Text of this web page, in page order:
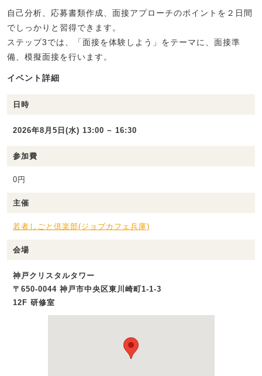
自己分析、応募書類作成、面接アプローチのポイントを２日間
でしっかりと習得できます。
ステップ3では、「面接を体験しよう」をテーマに、面接準
備、模擬面接を行います。
イベント詳細
日時
2026年8月5日(水) 13:00 ~ 16:30
参加費
0円
主催
若者しごと倶楽部(ジョブカフェ兵庫)
会場
神戸クリスタルタワー
〒650-0044 神戸市中央区東川崎町1-1-3
12F 研修室